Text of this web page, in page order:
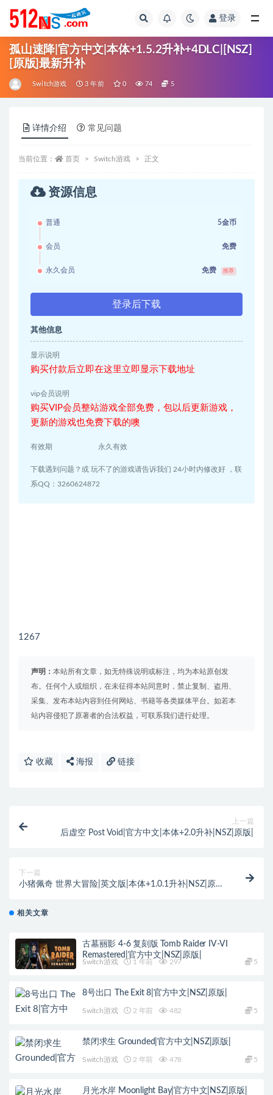
登录
孤山速降|官方中文|本体+1.5.2升补+4DLC|[NSZ]
[原版]最新升补
Switch游戏 3 年前 0 74 5
详情介绍 常见问题
当前位置： 首页 Switch游戏 正文
资源信息
普通 5金币
会员 免费
永久会员 免费 推荐
登录后下载
其他信息
显示说明
购买付款后立即在这里立即显示下载地址
vip会员说明
购买VIP会员整站游戏全部免费，包以后更新游戏，
更新的游戏也免费下载的噢
有效期 永久有效
下载遇到问题？或 玩不了的游戏请告诉我们 24小时内修改好 ，联
系QQ：3260624872
1267
声明： 本站所有文章，如无特殊说明或标注，均为本站原创发
布。任何个人或组织，在未征得本站同意时，禁止复制、盗用、
采集、发布本站内容到任何网站、书籍等各类媒体平台。如若本
站内容侵犯了原著者的合法权益，可联系我们进行处理。
收藏 海报 链接
上一篇
后虚空 Post Void|官方中文|本体+2.0升补|NSZ|原版|
下一篇
小猪佩奇 世界大冒险|英文版|本体+1.0.1升补|NSZ|原
相关文章
古墓丽影 4-6 复刻版 Tomb Raider IV-VI
Remastered|官方中文|NSZ|原版|
Switch游戏 1 年前 297 5
8号出口 The Exit 8|官方中文|NSZ|原版|
Switch游戏 2 年前 482 5
禁闭求生 Grounded|官方中文|NSZ|原版|
Switch游戏 2 年前 478 5
月光水岸 Moonlight Bay|官方中文|NSZ|原版|